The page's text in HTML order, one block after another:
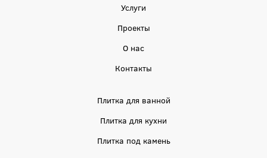
Услуги
Проекты
О нас
Контакты
Плитка для ванной
Плитка для кухни
Плитка под камень